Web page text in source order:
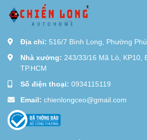
Địa chỉ: 516/7 Bình Long, Phường
Nhà xưởng: 243/33/16 Mã Lò, KP10,
TP.HCM
Số điện thoại: 0934115119
Email: chienlongceo@gmail.com